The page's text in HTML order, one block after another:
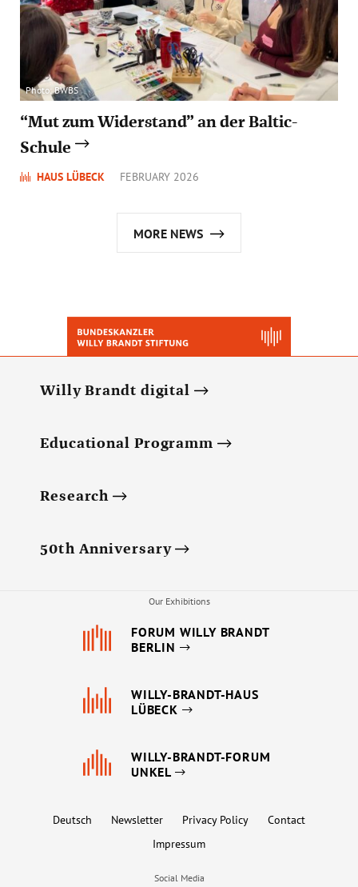
Photo: BWBS
“Mut zum Widerstand” an der Baltic-
Schule
HAUS LÜBECK FEBRUARY 2026
MORE NEWS
Willy Brandt digital
Educational Programm
Research
50th Anniversary
Our Exhibitions
FORUM WILLY BRANDT
BERLIN
WILLY-BRANDT-HAUS
LÜBECK
WILLY-BRANDT-FORUM
UNKEL
Deutsch Newsletter Privacy Policy
Contact
Impressum
Social Media